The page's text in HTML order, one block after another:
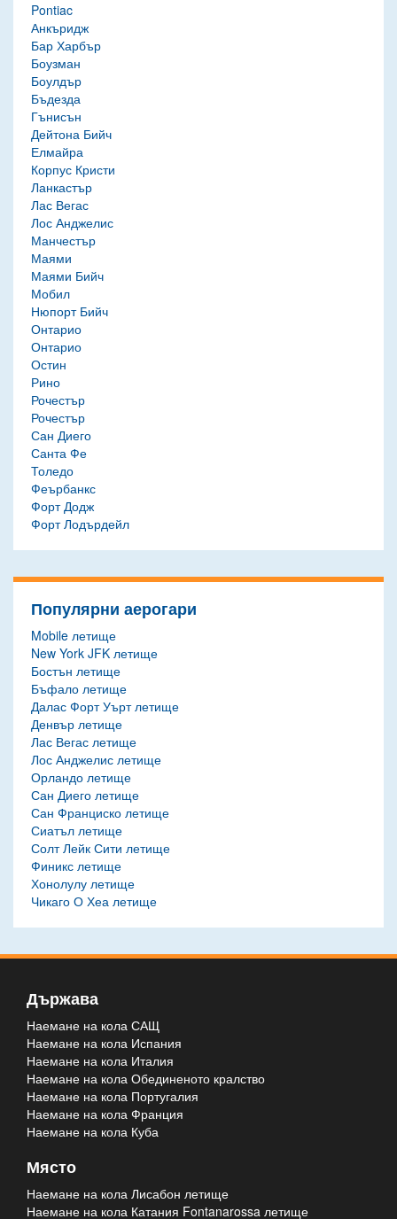
Pontiac
Анкъридж
Бар Харбър
Боузман
Боулдър
Бъдезда
Гънисън
Дейтона Бийч
Елмайра
Корпус Кристи
Ланкастър
Лас Вегас
Лос Анджелис
Манчестър
Маями
Маями Бийч
Мобил
Нюпорт Бийч
Онтарио
Онтарио
Остин
Рино
Рочестър
Рочестър
Сан Диего
Санта Фе
Толедо
Феърбанкс
Форт Додж
Форт Лодърдейл
Популярни аерогари
Mobile летище
New York JFK летище
Бостън летище
Бъфало летище
Далас Форт Уърт летище
Денвър летище
Лас Вегас летище
Лос Анджелис летище
Орландо летище
Сан Диего летище
Сан Франциско летище
Сиатъл летище
Солт Лейк Сити летище
Финикс летище
Хонолулу летище
Чикаго О Хеа летище
Държава
Наемане на кола САЩ
Наемане на кола Испания
Наемане на кола Италия
Наемане на кола Обединеното кралство
Наемане на кола Португалия
Наемане на кола Франция
Наемане на кола Куба
Място
Наемане на кола Лисабон летище
Наемане на кола Катания Fontanarossa летище